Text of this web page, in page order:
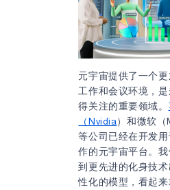
元宇宙提供了一个
工作和会议环境，
得关注的重要领域。
（Nvidia）和微软（
等公司已经在开发
作的元宇宙平台。
到更先进的化身技
性化的模型，看起